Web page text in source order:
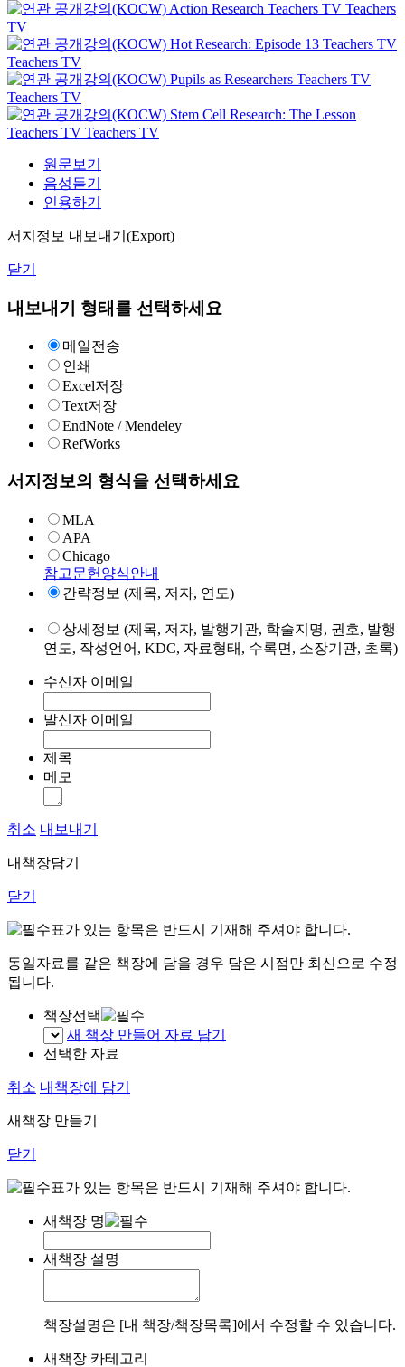
Action Research Teachers TV Teachers
TV
Hot Research: Episode 13 Teachers TV
Teachers TV
Pupils as Researchers Teachers TV
Teachers TV
Stem Cell Research: The Lesson
Teachers TV Teachers TV
원문보기
음성듣기
인용하기
서지정보 내보내기(Export)
닫기
내보내기 형태를 선택하세요
메일전송
인쇄
Excel저장
Text저장
EndNote / Mendeley
RefWorks
서지정보의 형식을 선택하세요
MLA
APA
Chicago
참고문헌양식안내
간략정보 (제목, 저자, 연도)
상세정보 (제목, 저자, 발행기관, 학술지명, 권호, 발행
연도, 작성언어, KDC, 자료형태, 수록면, 소장기관, 초록)
수신자 이메일
발신자 이메일
제목
메모
취소 내보내기
내책장담기
닫기
표가 있는 항목은 반드시 기재해 주셔야 합니다.
동일자료를 같은 책장에 담을 경우 담은 시점만 최신으로 수정
됩니다.
책장선택
새 책장 만들어 자료 담기
선택한 자료
취소 내책장에 담기
새책장 만들기
닫기
표가 있는 항목은 반드시 기재해 주셔야 합니다.
새책장 명
새책장 설명
책장설명은 [내 책장/책장목록]에서 수정할 수 있습니다.
새책장 카테고리